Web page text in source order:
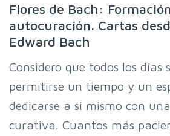
Flores de Bach:
autocuración. Cartas
Edward Bach
Considero que todos los días
permitirse un tiempo y un
dedicarse a si mismo con
curativa. Cuantos más